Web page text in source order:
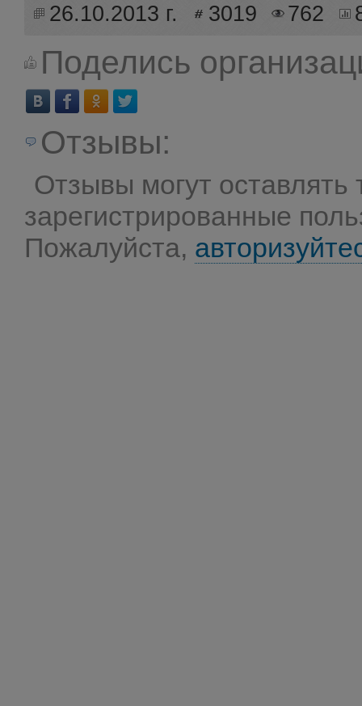
26.10.2013 г. 3019 762
Поделись
Отзывы:
Отзывы могут оставлять
зарегистрированные
Пожалуйста,